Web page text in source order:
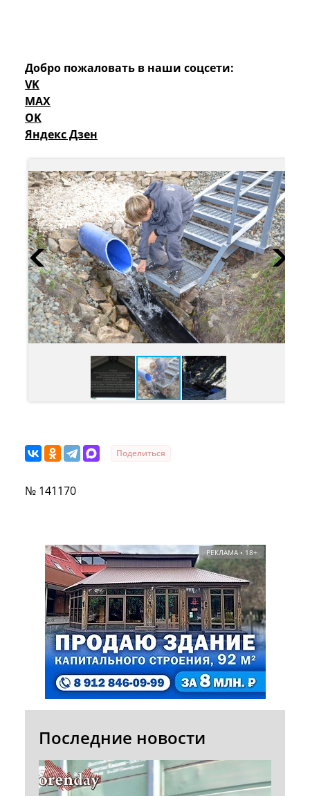
Добро пожаловать в наши соцсети:
VK
MAX
OK
Яндекс Дзен
Поделиться
№ 141170
РЕКЛАМА • 18+
Последние новости